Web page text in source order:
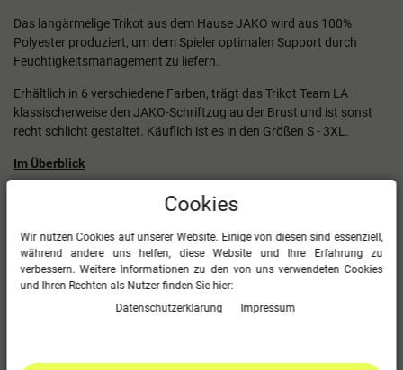
Das langärmelige Trikot aus dem Hause JAKO wird aus 100%
Polyester produziert, um dem Spieler optimalen Support durch
Feuchtigkeitsmanagement zu liefern.
Erhältlich in 6 verschiedene Farben, trägt das Trikot Team LA
klassischerweise den JAKO-Schriftzug au der Brust und ist sonst
recht schlicht gestaltet. Käuflich ist es in den Größen S - 3XL.
Im Überblick
JAKO Schriftzug auf der Brust in Kontrastfarbe
100 % Polyester
Größe S - 3XL
6 verschiedene Farben
Cookies
Wir nutzen Cookies auf unserer Website. Einige von diesen sind essenziell,
während andere uns helfen, diese Website und Ihre Erfahrung zu
verbessern. Weitere Informationen zu den von uns verwendeten Cookies
und Ihren Rechten als Nutzer finden Sie hier:
Daten­schutz­erklärung
Impressum